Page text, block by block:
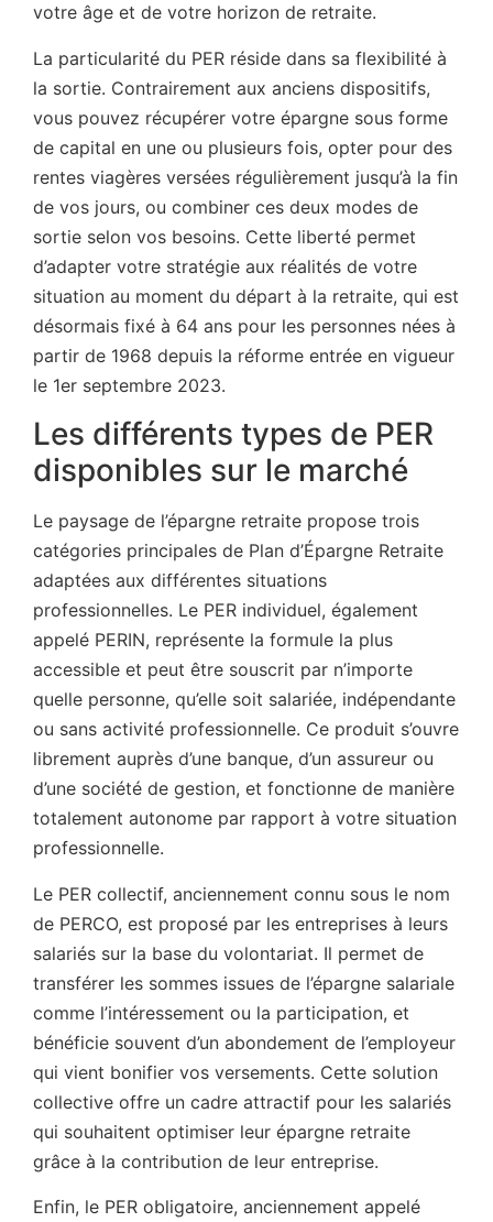
votre âge et de votre horizon de retraite.
La particularité du PER réside dans sa flexibilité à
la sortie. Contrairement aux anciens dispositifs,
vous pouvez récupérer votre épargne sous forme
de capital en une ou plusieurs fois, opter pour des
rentes viagères versées régulièrement jusqu’à la fin
de vos jours, ou combiner ces deux modes de
sortie selon vos besoins. Cette liberté permet
d’adapter votre stratégie aux réalités de votre
situation au moment du départ à la retraite, qui est
désormais fixé à 64 ans pour les personnes nées à
partir de 1968 depuis la réforme entrée en vigueur
le 1er septembre 2023.
Les différents types de PER
disponibles sur le marché
Le paysage de l’épargne retraite propose trois
catégories principales de Plan d’Épargne Retraite
adaptées aux différentes situations
professionnelles. Le PER individuel, également
appelé PERIN, représente la formule la plus
accessible et peut être souscrit par n’importe
quelle personne, qu’elle soit salariée, indépendante
ou sans activité professionnelle. Ce produit s’ouvre
librement auprès d’une banque, d’un assureur ou
d’une société de gestion, et fonctionne de manière
totalement autonome par rapport à votre situation
professionnelle.
Le PER collectif, anciennement connu sous le nom
de PERCO, est proposé par les entreprises à leurs
salariés sur la base du volontariat. Il permet de
transférer les sommes issues de l’épargne salariale
comme l’intéressement ou la participation, et
bénéficie souvent d’un abondement de l’employeur
qui vient bonifier vos versements. Cette solution
collective offre un cadre attractif pour les salariés
qui souhaitent optimiser leur épargne retraite
grâce à la contribution de leur entreprise.
Enfin, le PER obligatoire, anciennement appelé